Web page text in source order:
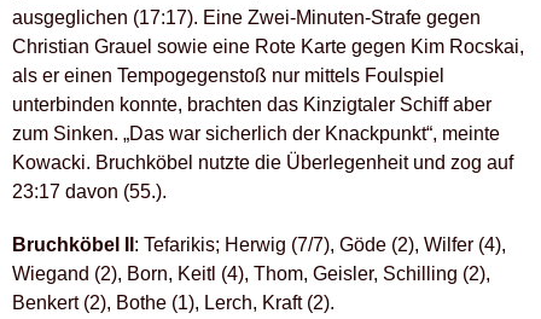
ausgeglichen (17:17). Eine Zwei-Minuten-Strafe gegen
Christian Grauel sowie eine Rote Karte gegen Kim Rocskai,
als er einen Tempogegenstoß nur mittels Foulspiel
unterbinden konnte, brachten das Kinzigtaler Schiff aber
zum Sinken. „Das war sicherlich der Knackpunkt“, meinte
Kowacki. Bruchköbel nutzte die Überlegenheit und zog auf
23:17 davon (55.).
Bruchköbel II : Tefarikis; Herwig (7/7), Göde (2), Wilfer (4),
Wiegand (2), Born, Keitl (4), Thom, Geisler, Schilling (2),
Benkert (2), Bothe (1), Lerch, Kraft (2).